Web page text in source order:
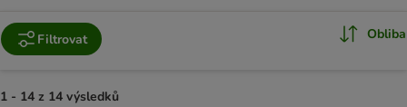
Filtrovat Obliba
1 - 14 z 14 výsledků